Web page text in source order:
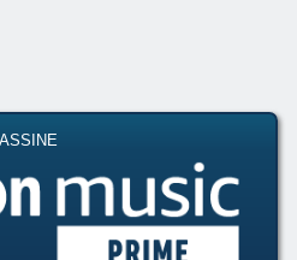
ASSINE